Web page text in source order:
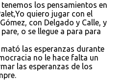
los pensamientos en
quiero jugar con el
con Delgado y Calle, y
o se llegue a para para
las esperanzas durante
no le hace falta un
las esperanzas de los